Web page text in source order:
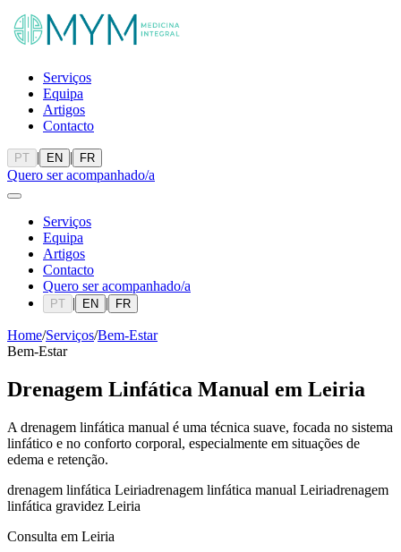
Serviços
Equipa
Artigos
Contacto
PT | EN | FR
Quero ser acompanhado/a
Serviços
Equipa
Artigos
Contacto
Quero ser acompanhado/a
PT | EN | FR
Home/Serviços/Bem-Estar
Bem-Estar
Drenagem Linfática Manual em Leiria
A drenagem linfática manual é uma técnica suave, focada no sistema
linfático e no conforto corporal, especialmente em situações de
edema e retenção.
drenagem linfática Leiriadrenagem linfática manual Leiriadrenagem
linfática gravidez Leiria
Consulta em Leiria